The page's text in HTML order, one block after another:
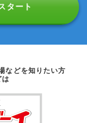
タート
などを知りたい方
は